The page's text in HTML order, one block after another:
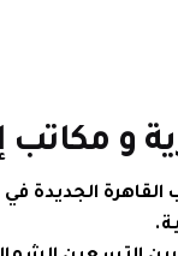
مكاتب
الجديدة في